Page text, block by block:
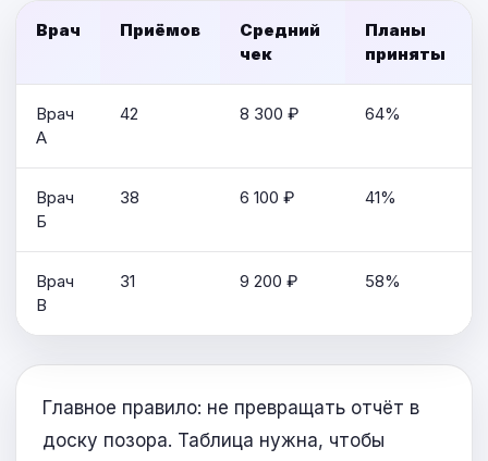
Врач Приёмов
Средний
чек
Планы
приняты
Врач
А
42 8 300 ₽ 64%
Врач
Б
38 6 100 ₽ 41%
Врач
В
31 9 200 ₽ 58%
Главное правило: не превращать отчёт в
доску позора. Таблица нужна, чтобы